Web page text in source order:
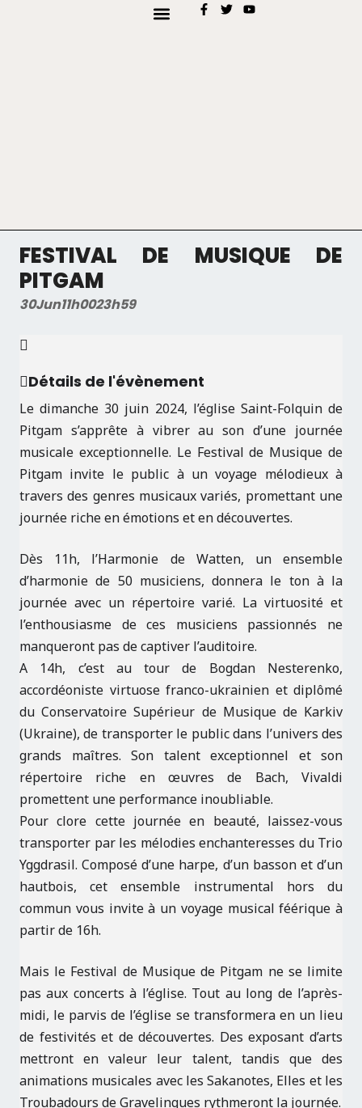
FESTIVAL DE MUSIQUE DE
PITGAM
30Jun11h0023h59
Détails de l'évènement
Le dimanche 30 juin 2024, l’église Saint-Folquin de
Pitgam s’apprête à vibrer au son d’une journée
musicale exceptionnelle. Le Festival de Musique de
Pitgam invite le public à un voyage mélodieux à
travers des genres musicaux variés, promettant une
journée riche en émotions et en découvertes.
Dès 11h, l’Harmonie de Watten, un ensemble
d’harmonie de 50 musiciens, donnera le ton à la
journée avec un répertoire varié. La virtuosité et
l’enthousiasme de ces musiciens passionnés ne
manqueront pas de captiver l’auditoire.
A 14h, c’est au tour de Bogdan Nesterenko,
accordéoniste virtuose franco-ukrainien et diplômé
du Conservatoire Supérieur de Musique de Karkiv
(Ukraine), de transporter le public dans l’univers des
grands maîtres. Son talent exceptionnel et son
répertoire riche en œuvres de Bach, Vivaldi
promettent une performance inoubliable.
Pour clore cette journée en beauté, laissez-vous
transporter par les mélodies enchanteresses du Trio
Yggdrasil. Composé d’une harpe, d’un basson et d’un
hautbois, cet ensemble instrumental hors du
commun vous invite à un voyage musical féérique à
partir de 16h.
Mais le Festival de Musique de Pitgam ne se limite
pas aux concerts à l’église. Tout au long de l’après-
midi, le parvis de l’église se transformera en un lieu
de festivités et de découvertes. Des exposant d’arts
mettront en valeur leur talent, tandis que des
animations musicales avec les Sakanotes, Elles et les
Troubadours de Gravelingues rythmeront la journée.